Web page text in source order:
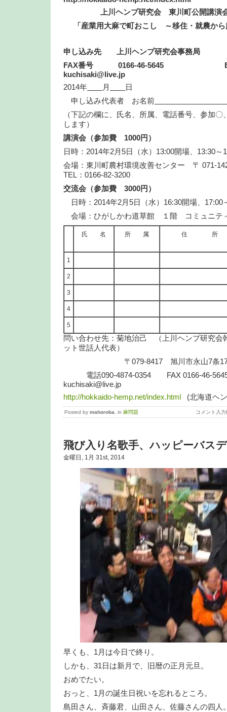
上川ヘンプ研究会 東川町公開講
「産業用大麻で町おこし ～移住・就農か
申し込み先 上川ヘンプ研究会事務局
FAX番号 0166-46-5645 E-
kuchisaki@live.jp
2014年
月
日
申し込み代表者 お名前
（下記の欄に、氏名、所属、電話番号、参加
します）
講演会（参加費 1000円）
日時：2014年2月5日（水）13:00開場、13:30～
会場：東川町農村環境改善センター 〒 071-
TEL：0166-82-3200
交流会（参加費 3000円）
日時：2014年2月5日（水）16:30開場、17:00
会場：ひがしかわ道草館 １階 コミュニテ
氏 名 所 属 住 所
1
2
3
4
5
問い合わせ先：菊地治己 （上川ヘンプ研究会
ット世話人代表）
〒079-8417 旭川市永山7条17丁
電話090-4874-0354 FAX 0166-46-
kuchisaki@live.jp
http://hokkaido-hemp.net/index.html
(北海道ヘ
Posted by mahoroba , in 麻問題 コメント入力
飛び入り名歌手、ハッピーバス
金曜日, 1月 31st, 2014
早くも、1月は今日で終り。
しかも、31日は新月で、旧暦の正月元旦。
おめでたい。
おっと、1月の誕生日祝いを忘れるところ。
島田さん、斉藤君、山田さん、佐藤さんの四人